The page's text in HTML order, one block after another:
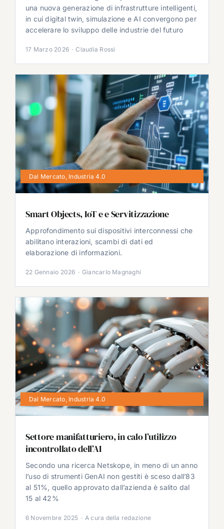
una nuova generazione di infrastrutture intelligenti,
in cui digital twin, simulazione e AI convergono per
accelerare lo sviluppo delle industrie del futuro
17 Marzo 2026 · Claudia Rossi
Dal Mercato Industria 4.0
Smart Objects, IoT e e Servitizzazione
Approfondimento sui dispositivi interconnessi che
abilitano interazioni, scambi di dati ed
elaborazione di informazioni.
22 Gennaio 2026 · Giancarlo Magnaghi
Dal Mercato Industria 4.0
Settore manifatturiero, in calo l’utilizzo
incontrollato dell’AI
Secondo una ricerca Netskope, in meno di un anno
l’uso di strumenti GenAI non gestiti è sceso dall’83
al 51%, quello approvato dall’azienda è salito dal
15 al 42%
6 Novembre 2025 · A cura della redazione